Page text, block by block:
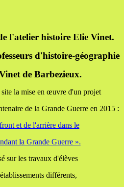
l'atelier histoire Elie Vinet.
d'histoire-géographie
de Barbezieux.
site la mise en œuvre d'un projet
de la Grande Guerre en 2015 :
et de l'arrière dans le
la Grande Guerre ».
sur les travaux d'élèves
différents,